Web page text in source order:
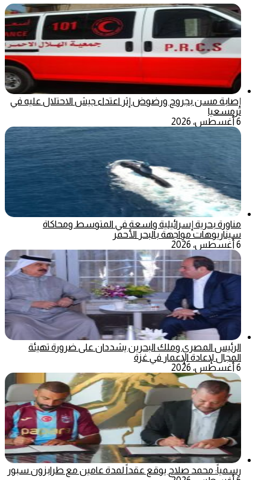
إصابة مسن بجروح ورضوض إثر اعتداء جيش الاحتلال عليه في
ترمسعيا
6 أغسطس، 2026
مناورة بحرية إسرائيلية واسعة في المتوسط ومحاكاة
سيناريوهات مواجهة بالبحر الأحمر
6 أغسطس، 2026
الرئيس المصري وملك البحرين يشددان على ضرورة تهيئة
المجال لإعادة الإعمار في غزة
6 أغسطس، 2026
رسمياً: محمد صلاح يوقع عقداً لمدة عامين مع طرابزون سبور